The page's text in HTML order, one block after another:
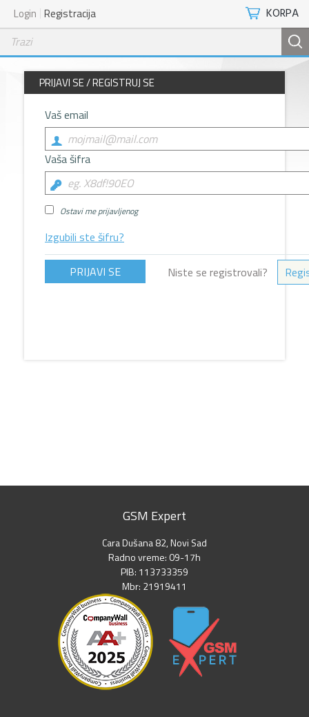
KORPA
Login Registracija
PRIJAVI SE / REGISTRUJ SE
Vaš email
Vaša šifra
Ostavi me prijavljenog
Izgubili ste šifru?
Niste se registrovali?
GSM Expert
Cara Dušana 82, Novi Sad
Radno vreme: 09-17h
PIB: 113733359
Mbr: 21919411